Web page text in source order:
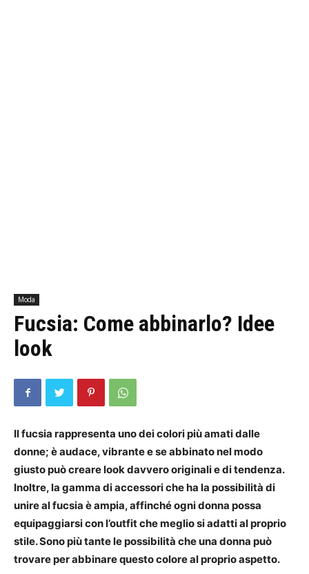
Moda
Fucsia: Come abbinarlo? Idee
look
Il fucsia rappresenta uno dei colori più amati dalle
donne; è audace, vibrante e se abbinato nel modo
giusto può creare look davvero originali e di tendenza.
Inoltre, la gamma di accessori che ha la possibilità di
unire al fucsia è ampia, affinché ogni donna possa
equipaggiarsi con l’outfit che meglio si adatti al proprio
stile. Sono più tante le possibilità che una donna può
trovare per abbinare questo colore al proprio aspetto.